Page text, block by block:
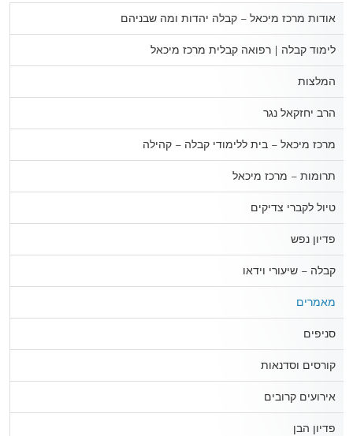
אודות מרכז מיכאל – קבלה יהדות ומה שבניהם
לימוד קבלה | רפואה קבלית מרכז מיכאל
המלצות
הרב יחזקאל נגר
מרכז מיכאל – בית ללימודי קבלה – קהילה
תרומות – מרכז מיכאל
טיול לקברי צדיקים
פדיון נפש
קבלה – שיעורי וידאו
מאמרים
סניפים
קורסים וסדנאות
אירועים קרובים
פדיון הבן